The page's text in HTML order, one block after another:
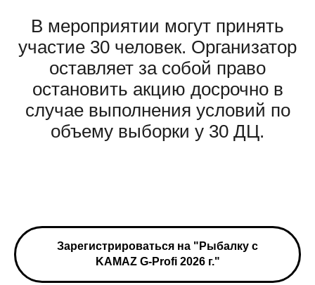
В мероприятии могут принять
участие 30 человек. Организатор
оставляет за собой право
остановить акцию досрочно в
случае выполнения условий по
объему выборки у 30 ДЦ.
Зарегистрироваться на "Рыбалку с
KAMAZ G-Profi 2026 г."